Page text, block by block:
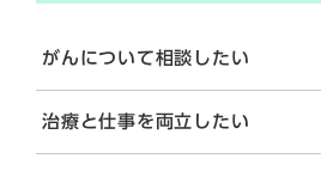
がんについて相談したい
治療と仕事を両⽴したい